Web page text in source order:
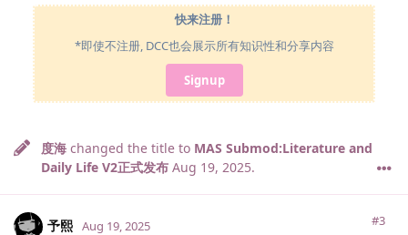
快来注册！
*即使不注册, DCC也会展示所有知识性和分享内容
Signup
度海 changed the title to MAS Submod:Literature and
Daily Life V2正式发布 Aug 19, 2025.
予熙 #3
Aug 19, 2025